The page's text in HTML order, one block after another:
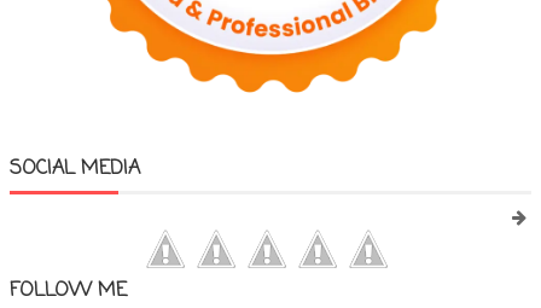
SOCIAL MEDIA
FOLLOW ME